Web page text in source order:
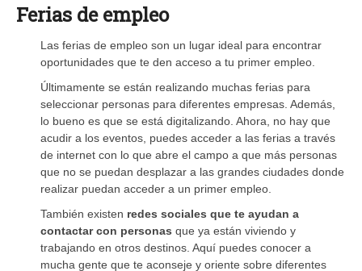
Ferias de empleo
Las ferias de empleo son un lugar ideal para encontrar
oportunidades que te den acceso a tu primer empleo.
Últimamente se están realizando muchas ferias para
seleccionar personas para diferentes empresas. Además,
lo bueno es que se está digitalizando. Ahora, no hay que
acudir a los eventos, puedes acceder a las ferias a través
de internet con lo que abre el campo a que más personas
que no se puedan desplazar a las grandes ciudades donde
realizar puedan acceder a un primer empleo.
También existen redes sociales que te ayudan a
contactar con personas que ya están viviendo y
trabajando en otros destinos. Aquí puedes conocer a
mucha gente que te aconseje y oriente sobre diferentes